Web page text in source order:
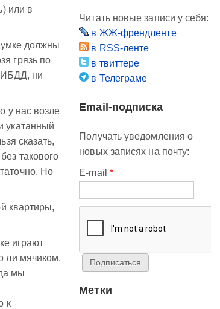
или в
должны
грязь по
ни
у нас возле
укатанный
сказать,
такового
Но
квартиры,
играют
ли мячиком,
мы
к
Читать новые записи у себя:
в ЖЖ-френдленте
в RSS-ленте
в твиттере
в Телеграме
Email-подписка
Получать уведомления о
новых записях на почту:
E-mail *
Метки